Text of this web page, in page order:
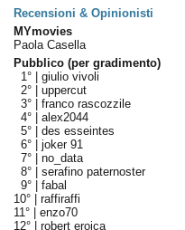
Recensioni & Opinionisti
MYmovies
Paola Casella
Pubblico (per gradimento)
1° | giulio vivoli
2° | uppercut
3° | franco rascozzile
4° | alex2044
5° | des esseintes
6° | joker 91
7° | no_data
8° | serafino paternoster
9° | fabal
10° | raffiraffi
11° | enzo70
12° | robert eroica